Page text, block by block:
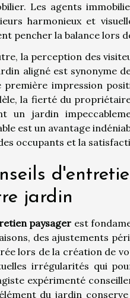
Les agents
harmonieux et
pencher la balance lors
la perception des
aligné est synonyme
première impression
la fierté du
un jardin
est un avantage
occupants et la
jardin
paysager est
des ajustements
lors de la création de
irrégularités qui
expérimenté
du jardin